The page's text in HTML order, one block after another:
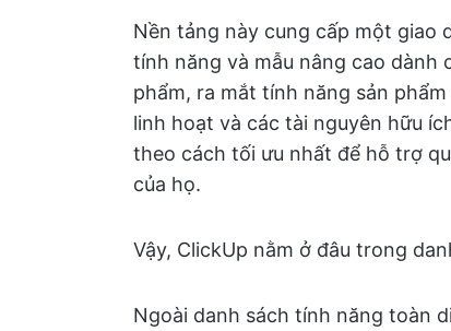
Nền tảng này cung cấp một giao
tính năng và mẫu nâng cao dành
phẩm, ra mắt tính năng sản phẩm
linh hoạt và các tài nguyên hữu
theo cách tối ưu nhất để hỗ trợ
của họ.
Vậy, ClickUp nằm ở đâu trong
Ngoài danh sách tính năng toàn